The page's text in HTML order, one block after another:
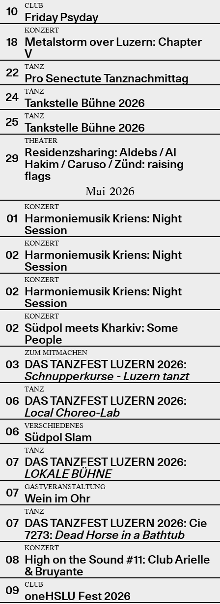
10
CLUB
Friday Psyday
18
KONZERT
Metalstorm over Luzern: Chapter
V
22
TANZ
Pro Senectute Tanznachmittag
24
TANZ
Tankstelle Bühne 2026
25
TANZ
Tankstelle Bühne 2026
29
THEATER
Residenzsharing: Aldebs / Al
Hakim / Caruso / Zünd: raising
flags
Mai 2026
01
KONZERT
Harmoniemusik Kriens: Night
Session
02
KONZERT
Harmoniemusik Kriens: Night
Session
02
KONZERT
Harmoniemusik Kriens: Night
Session
02
KONZERT
Südpol meets Kharkiv: Some
People
03
ZUM MITMACHEN
DAS TANZFEST LUZERN 2026:
Schnupperkurse - Luzern tanzt
06
TANZ
DAS TANZFEST LUZERN 2026:
Local Choreo-Lab
06
VERSCHIEDENES
Südpol Slam
07
TANZ
DAS TANZFEST LUZERN 2026:
LOKALE BÜHNE
07
GASTVERANSTALTUNG
Wein im Ohr
07
TANZ
DAS TANZFEST LUZERN 2026: Cie
7273: Dead Horse in a Bathtub
08
KONZERT
High on the Sound #11: Club Arielle
& Bruyante
09
CLUB
oneHSLU Fest 2026